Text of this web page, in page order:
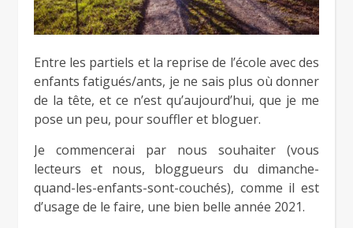
Entre les partiels et la reprise de l’école avec des
enfants fatigués/ants, je ne sais plus où donner
de la tête, et ce n’est qu’aujourd’hui, que je me
pose un peu, pour souffler et bloguer.
Je commencerai par nous souhaiter (vous
lecteurs et nous, bloggueurs du dimanche-
quand-les-enfants-sont-couchés), comme il est
d’usage de le faire, une bien belle année 2021.